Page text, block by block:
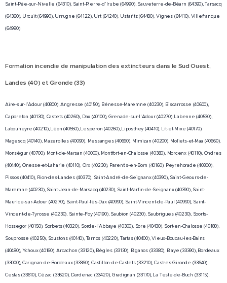
flagrante.
Saint-Pée-sur-Nivelle (64310), Saint-Pierre-d'Irube (64990), Sauveterre-de-Béarn (64390), Tarsacq
(64360), Urcuit (64990), Urrugne (64122), Urt (64240), Ustaritz (64480), Vignes (64410), Villefranque
(64990)
Formation incendie de manipulation des extincteursdans le Sud Ouest,
Landes (40) et Gironde (33)
Aire-sur-l'Adour (40800), Angresse (40150), Bénesse-Maremne (40230), Biscarrosse (40600),
Capbreton (40130), Castets (40260), Dax (40100), Grenade-sur-l'Adour (40270), Labenne (40530),
Labouheyre (40210), Léon (40550), Lesperon (40260), Liposthey (40410), Lit-et-Mixe (40170),
Magescq (40140), Mazerolles (40090), Messanges (40660), Mimizan (40200), Moliets-et-Maa (40660),
Monségur (40700), Mont-de-Marsan (40000), Montfort-en-Chalosse (40380), Morcenx (40110), Ondres
(40440), Onesse-et-Laharie (40110), Orx (40230), Parentis-en-Born (40160), Peyrehorade (40300),
Pissos (40410), Rion-des-Landes (40370), Saint-André-de-Seignanx (40390), Saint-Geours-de-
Maremne (40230), Saint-Jean-de-Marsacq (40230), Saint-Martin-de-Seignanx (40390), Saint-
Maurice-sur-Adour (40270), Saint-Paul-lès-Dax (40990), Saint-Vincent-de-Paul (40990), Saint-
Vincent-de-Tyrosse (40230), Sainte-Foy (40190), Saubion (40230), Saubrigues (40230), Soorts-
Hossegor (40150), Sorbets (40320), Sorde-l'Abbaye (40300), Sore (40430), Sort-en-Chalosse (40180),
Souprosse (40250), Soustons (40140), Tarnos (40220), Tartas (40400), Vieux-Boucau-les-Bains
(40480), Ychoux (40160), Arcachon (33120), Bègles (33130), Biganos (33380), Blaye (33390), Bordeaux
(33000), Carignan-de-Bordeaux (33360), Castillon-de-Castets (33210), Castres-Gironde (33640),
Cestas (33610), Cézac (33620), Dardenac (33420), Gradignan (33170), La Teste-de-Buch (33115),